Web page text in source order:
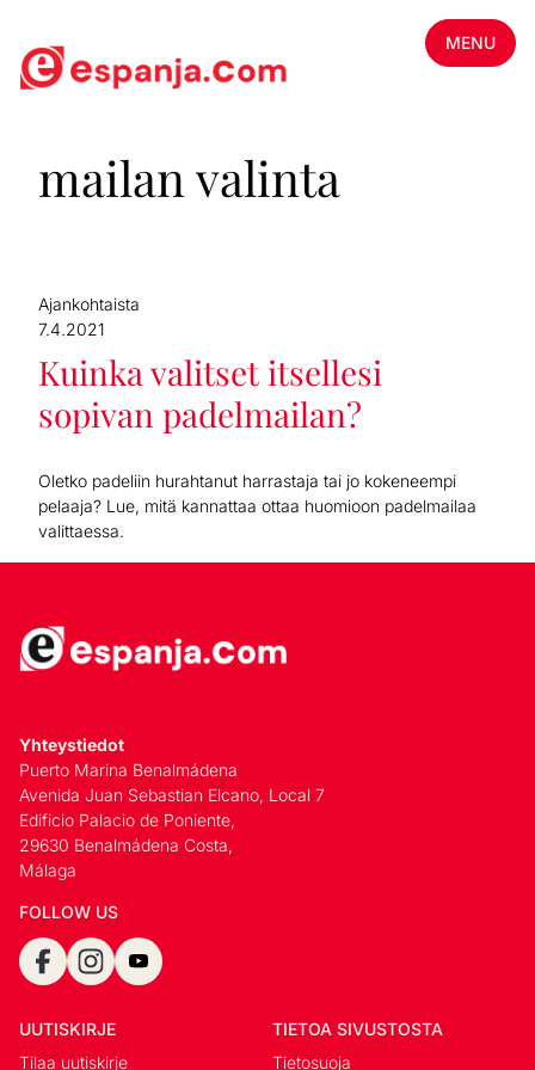
MENU
mailan valinta
Ajankohtaista
7.4.2021
Kuinka valitset itsellesi
sopivan padelmailan?
Oletko padeliin hurahtanut harrastaja tai jo kokeneempi
pelaaja? Lue, mitä kannattaa ottaa huomioon padelmailaa
valittaessa.
Yhteystiedot
Puerto Marina Benalmádena
Avenida Juan Sebastian Elcano, Local 7
Edificio Palacio de Poniente,
29630 Benalmádena Costa,
Málaga
FOLLOW US
UUTISKIRJE
Tilaa uutiskirje
TIETOA SIVUSTOSTA
Tietosuoja